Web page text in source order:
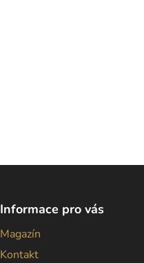
Informace pro vás
Magazín
Kontakt